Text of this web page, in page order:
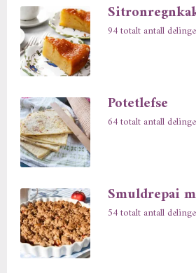
94 totalt antall
Potetlefse
64 totalt antall
Smuldrepai
54 totalt antall